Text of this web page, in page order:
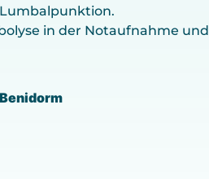
in der Notaufnahme